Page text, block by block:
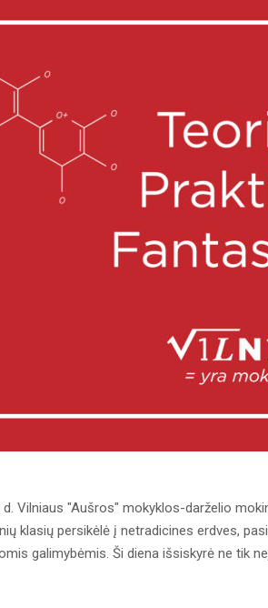
Vilniaus "Aušros" mokyklos-darželio
klasių persikėlė į netradicines erdves,
galimybėmis. Ši diena išsiskyrė ne tik